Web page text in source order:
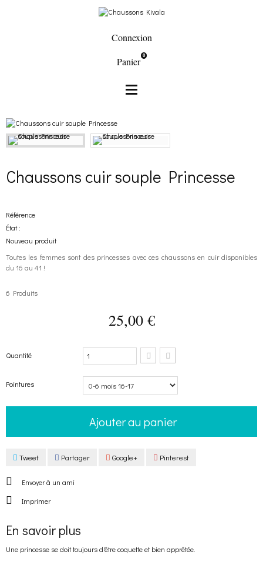
Connexion
Panier 0
Chaussons cuir souple
Chaussons cuir souple Princesse
Chaussons cuir souple Princesse
Référence
État :
Nouveau produit
Toutes les femmes sont des princesses avec ces chaussons en cuir disponibles
du 16 au 41 !
6 Produits
25,00 €
Quantité
Pointures
Ajouter au panier
Tweet Partager Google+ Pinterest
Envoyer à un ami
Imprimer
En savoir plus
Une princesse se doit toujours d'être coquette et bien apprêtée.